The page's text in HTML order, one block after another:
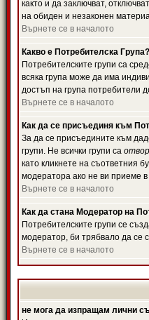
както и да заключват,
на обиден и незаконен
Върнете се в началото
Какво е Потребителска Група?
Потребителските групи са
всяка група може да има
достъп на група потребители
Върнете се в началото
Как да се присъединя към
За да се присъедините към
групи. Не всички групи са
като кликнете на съответния
модератора ако не ви приеме в
Върнете се в началото
Как да стана Модератор на
Потребителските групи се
модератор, би трябвало да се
Върнете се в началото
не мога да изпращам лични